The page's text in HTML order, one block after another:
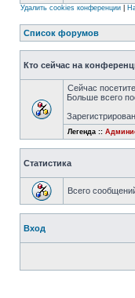
Удалить cookies конференции
Список форумов
Кто сейчас на
Сейчас
Больше всего
Легенда ::
Статистика
Всего
Вход